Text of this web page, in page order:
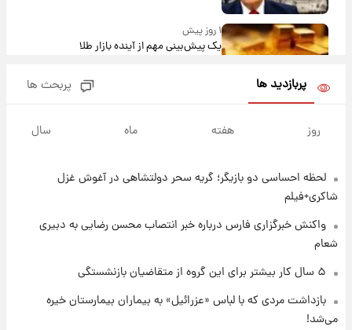
۱ روز پیش
یک پیش‌بینی مهم از آینده بازار طلا
۱ روز پیش
شماره پیراهن خریدهای جدید پرسپولیس اعلام
شد؛ تیکدری، محبی و سرگیف با اعداد ویژه
پربازدید ها پربحث ها
روز هفته ماه سال
لحظه احساسی دو بازیگر؛ گریه سحر دولتشاهی در آغوش غزل
شاکری+فیلم
واکنش خبرگزاری فارس درباره خبر انتصاب محسن رضایی به دبیری
شعام
۵ سال کار بیشتر برای این گروه از متقاضیان بازنشستگی
بازداشت مردی که با لباس «عزرائیل» به بیماران بیمارستان خیره
می‌شد!